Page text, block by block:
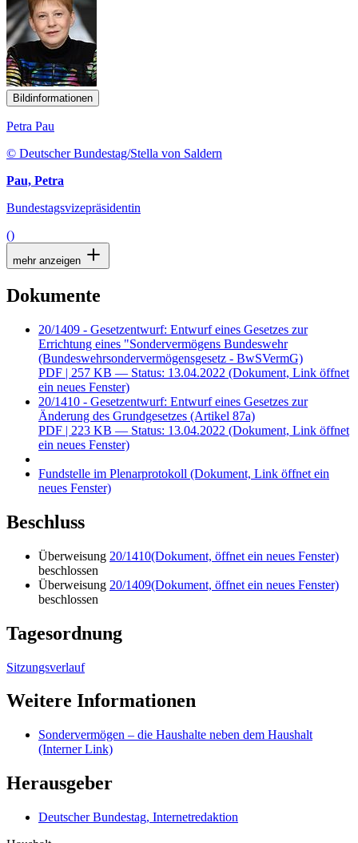
Bildinformationen
Petra Pau
© Deutscher Bundestag/Stella von Saldern
Pau, Petra
Bundestagsvizepräsidentin
()
mehr anzeigen
Dokumente
20/1409 - Gesetzentwurf: Entwurf eines Gesetzes zur
Errichtung eines "Sondervermögens Bundeswehr
(Bundeswehrsondervermögensgesetz - BwSVermG)
PDF | 257 KB — Status: 13.04.2022 (Dokument, Link öffnet
ein neues Fenster)
20/1410 - Gesetzentwurf: Entwurf eines Gesetzes zur
Änderung des Grundgesetzes (Artikel 87a)
PDF | 223 KB — Status: 13.04.2022 (Dokument, Link öffnet
ein neues Fenster)
Fundstelle im Plenarprotokoll (Dokument, Link öffnet ein
neues Fenster)
Beschluss
Überweisung 20/1410(Dokument, öffnet ein neues Fenster)
beschlossen
Überweisung 20/1409(Dokument, öffnet ein neues Fenster)
beschlossen
Tagesordnung
Sitzungsverlauf
Weitere Informationen
Sondervermögen – die Haushalte neben dem Haushalt
(Interner Link)
Herausgeber
Deutscher Bundestag, Internetredaktion